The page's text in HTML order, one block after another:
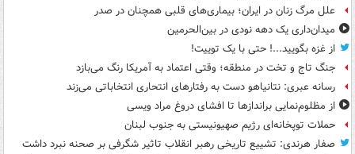
علل مرگ زنان در ایران؛ بیماری‌های قلبی همچنان در صدر
میدان‌داری یک دهه نودی در بین‌الحرمین
از غزه بگویید...! حتی با یک توییت!
جنگ تاج و تخت در منطقه؛ وقتی اعتماد به آمریکا رنگ می‌بازد
رسانه عبری: نتانیاهو دست به رفتارهای انتحاری انتخاباتی می‌زند
از مظلوم‌نمایی براندازها تا افشای دروغ مراد ویسی
حملات توپخانه‌ای رژیم صهیونیستی به جنوب لبنان
صفار هرندی: تشییع تاریخی رهبر انقلاب تاثیر شگرفی بر صحنه نبرد داشت